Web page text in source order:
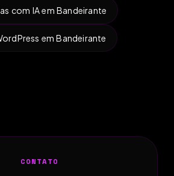
com IA em Bandeirante
em Bandeirante
CONTATO